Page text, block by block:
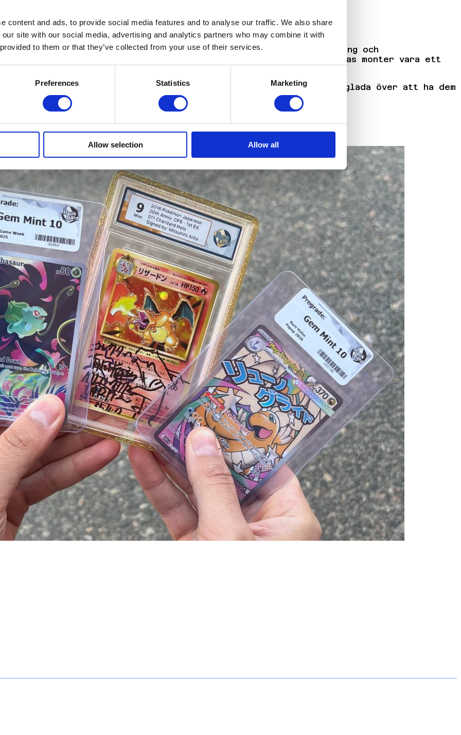
content and ads, to provide social media features and to analyse our traffic. We also share
site with our social media, advertising and analytics partners who may combine it with
to them or that they’ve collected from your use of their services.
Preferences Statistics Marketing
Allow selection Allow all
& autenticering
för frågor kring grading-processen, kortskick, autenticering och
du är ny inom hobbyvärlden eller en erfaren samlare kommer deras monter vara ett
som ansluter till Glitched Card Festival 2026 och vi är otroligt glada över att ha dem
största TCG-festival.